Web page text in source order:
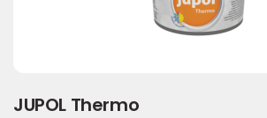
JUPOL Thermo